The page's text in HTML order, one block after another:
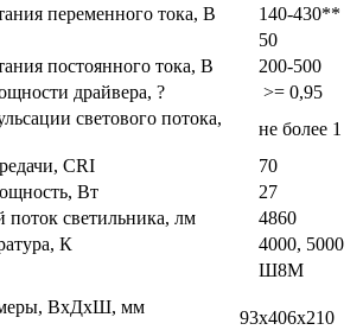
переменного тока, В
140-430**
50
постоянного тока, В
200-500
драйвера, ?
>= 0,95
светового потока,
не более 1
CRI
70
Вт
27
светильника, лм
4860
К
4000, 5000
Ш8М
ВxДxШ, мм
93x406x210